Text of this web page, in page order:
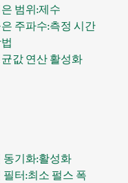
범위:제수
주파수:측정 시간
값 연산 활성화
동기화:활성화
터:최소 펄스 폭